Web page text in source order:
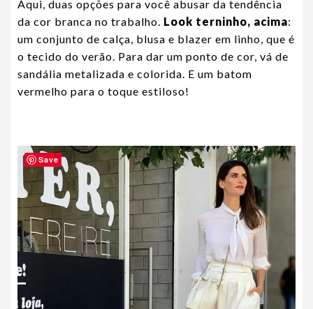
Aqui, duas opções para você abusar da tendência
da cor branca no trabalho. Look terninho, acima:
um conjunto de calça, blusa e blazer em linho, que é
o tecido do verão. Para dar um ponto de cor, vá de
sandália metalizada e colorida. E um batom
vermelho para o toque estiloso!
Save